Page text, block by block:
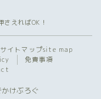
えればOK！
サイトマップsite map
免責事項
けぶろぐ